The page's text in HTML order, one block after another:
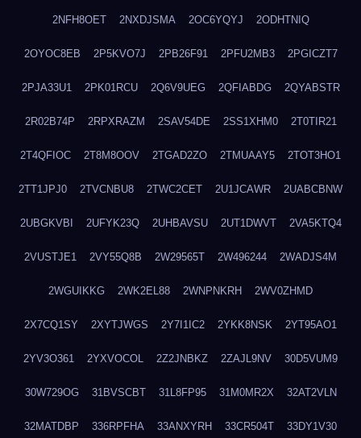
2NFH8OET 2NXDJSMA 2OC6YQYJ 2ODHTNIQ
2OYOC8EB 2P5KVO7J 2PB26F91 2PFU2MB3 2PGICZT7
2PJA33U1 2PK01RCU 2Q6V9UEG 2QFIABDG 2QYABSTR
2R02B74P 2RPXRAZM 2SAV54DE 2SS1XHM0 2T0TIR21
2T4QFIOC 2T8M8OOV 2TGAD2ZO 2TMUAAY5 2TOT3HO1
2TT1JPJ0 2TVCNBU8 2TWC2CET 2U1JCAWR 2UABCBNW
2UBGKVBI 2UFYK23Q 2UHBAVSU 2UT1DWVT 2VA5KTQ4
2VUSTJE1 2VY55Q8B 2W29565T 2W496244 2WADJS4M
2WGUIKKG 2WK2EL88 2WNPNKRH 2WV0ZHMD
2X7CQ1SY 2XYTJWGS 2Y7I1IC2 2YKK8NSK 2YT95AO1
2YV3O361 2YXVOCOL 2Z2JNBKZ 2ZAJL9NV 30D5VUM9
30W729OG 31BVSCBT 31L8FP95 31M0MR2X 32AT2VLN
32MATDBP 336RPFHA 33ANXYRH 33CR504T 33DY1V30